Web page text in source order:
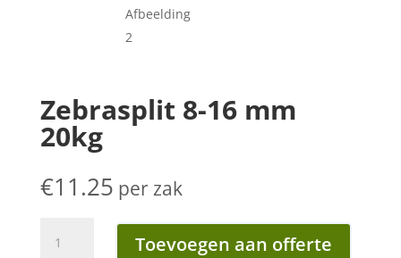
Zebrasplit 8-16 mm
20kg
€11.25 per zak
Toevoegen aan offerte